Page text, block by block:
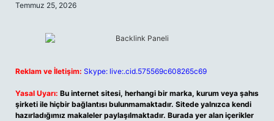
Temmuz 25, 2026
Reklam ve İletişim: Skype: live:.cid.575569c608265c69
Yasal Uyarı: Bu internet sitesi, herhangi bir marka, kurum veya şahıs
şirketi ile hiçbir bağlantısı bulunmamaktadır. Sitede yalnızca kendi
hazırladığımız makaleler paylaşılmaktadır. Burada yer alan içerikler